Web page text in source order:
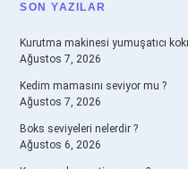
SIDEBAR
SON YAZILAR
Kurutma makinesi yumuşatıcı
Ağustos 7, 2026
Kedim mamasını seviyor mu ?
Ağustos 7, 2026
Boks seviyeleri nelerdir ?
Ağustos 6, 2026